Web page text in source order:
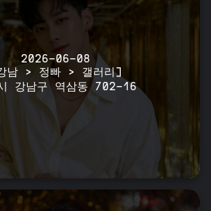
2026-06-08
남 > 정빠 > 갤러리]
강남구 역삼동 702-16